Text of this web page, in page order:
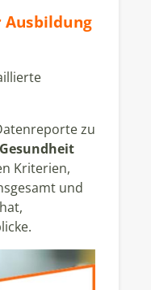
zu
Gesundheit
Kriterien,
und